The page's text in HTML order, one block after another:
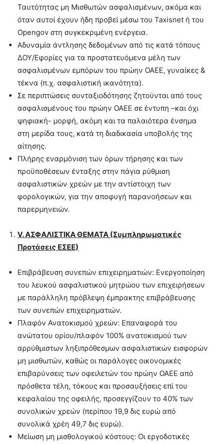
Ταυτότητας μη Μισθωτών ασφαλισμένων, ακόμα και
όταν αυτοί έχουν ήδη προβεί μέσω του Taxisnet ή του
Opengov στη συγκεκριμένη ενέργεια.
Αδυναμία άντλησης δεδομένων από τις κατά τόπους
ΔΟΥ/Εφορίες για τα προστατευόμενα μέλη των
ασφαλισμένων εμπόρων του πρώην ΟΑΕΕ, γυναίκες &
τέκνα (π.χ. ασφαλιστική ικανότητα).
Σε περιπτώσεις συνταξιοδότησης ζητούνται από τους
ασφαλισμένους του πρώην ΟΑΕΕ σε έντυπη –και όχι
ψηφιακή- μορφή, ακόμη και τα παλαιότερα ένσημα
στη μερίδα τους, κατά τη διαδικασία υποβολής της
αίτησης.
Πλήρης εναρμόνιση των όρων τήρησης και των
προϋποθέσεων ένταξης στην πάγια ρύθμιση
ασφαλιστικών χρεών με την αντίστοιχη των
φορολογικών, για την αποφυγή παρανοήσεων και
παρερμηνειών.
V. ΑΣΦΑΛΙΣΤΙΚΑ ΘΕΜΑΤΑ (Συμπληρωματικές
Προτάσεις ΕΣΕΕ)
Επιβράβευση συνεπών επιχειρηματιών: Ενεργοποίηση
του λευκού ασφαλιστικού μητρώου των επιχειρήσεων
με παράλληλη πρόβλεψη έμπρακτης επιβράβευσης
των συνεπών επιχειρηματιών.
Πλαφόν Ανατοκισμού χρεών: Επαναφορά του
ανώτατου ορίου/πλαφόν 100% ανατοκισμού των
αρρύθμιστων ληξιπρόθεσμων ασφαλιστικών εισφορών
μη μισθωτών, καθώς οι παράλογες οικονομικές
επιβαρύνσεις των οφειλετών του πρώην ΟΑΕΕ από
πρόσθετα τέλη, τόκους και προσαυξήσεις επί του
κεφαλαίου της οφειλής, προσεγγίζουν το 40% των
συνολικών χρεών (περίπου 19,9 δις ευρώ από
συνολικά χρέη 49,7 δις ευρώ).
Μείωση μη μισθολογικού κόστους: Οι εργοδοτικές